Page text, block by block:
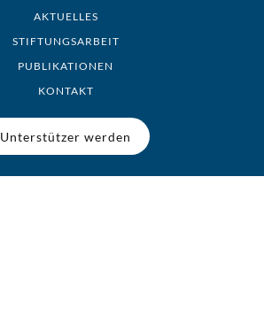
AKTUELLES
STIFTUNGSARBEIT
PUBLIKATIONEN
KONTAKT
Unterstützer werden